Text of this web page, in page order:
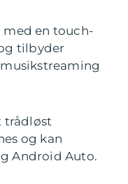
med en touch-
tilbyder
trådløst
og kan
Android Auto.